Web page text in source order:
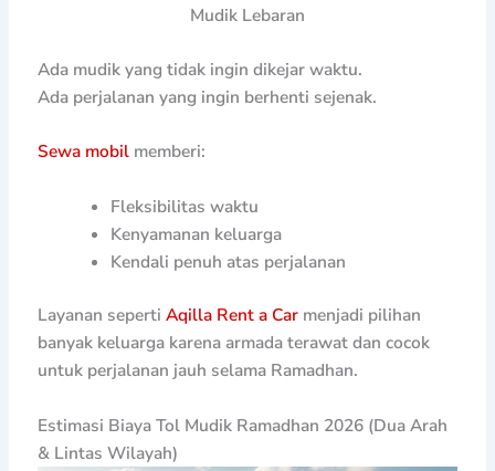
Mudik Lebaran
Ada mudik yang tidak ingin dikejar waktu.
Ada perjalanan yang ingin berhenti sejenak.
Sewa mobilmemberi:
Fleksibilitas waktu
Kenyamanan keluarga
Kendali penuh atas perjalanan
Layanan seperti Aqilla Rent a Carmenjadi pilihan
banyak keluarga karena armada terawat dan cocok
untuk perjalanan jauh selama Ramadhan.
Estimasi Biaya Tol Mudik Ramadhan 2026 (Dua Arah
& Lintas Wilayah)